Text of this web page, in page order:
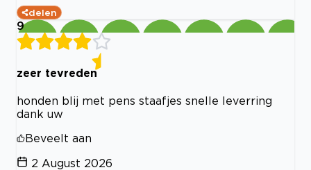
delen
9
zeer tevreden
honden blij met pens staafjes snelle leverring
dank uw
Beveelt aan
2 August 2026